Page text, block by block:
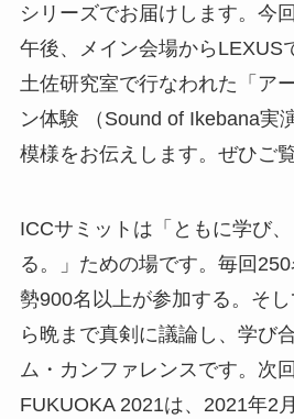
シリーズでお届けします。今
午後、メイン会場からLEXUS
土佐研究室で行なわれた「ア
ン体験 （Sound of Ikebana実
模様をお伝えします。ぜひご
ICCサミットは「ともに学び
る。」ための場です。毎回
勢900名以上が参加する。そ
ら晩まで真剣に議論し、学び
ム・カンファレンスです。次
FUKUOKA 2021は、2021年2